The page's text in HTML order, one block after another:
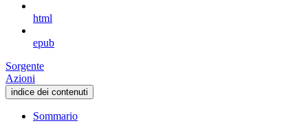
html
epub
Sorgente
Azioni
indice dei contenuti
Sommario